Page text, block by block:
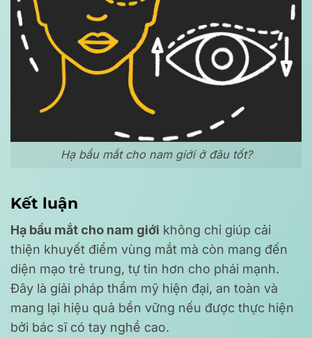
Hạ bầu mắt cho nam giới ở đâu tốt?
Kết luận
Hạ bầu mắt cho nam giới không chỉ giúp cải
thiện khuyết điểm vùng mắt mà còn mang đến
diện mạo trẻ trung, tự tin hơn cho phái mạnh.
Đây là giải pháp thẩm mỹ hiện đại, an toàn và
mang lại hiệu quả bền vững nếu được thực hiện
bởi bác sĩ có tay nghề cao.